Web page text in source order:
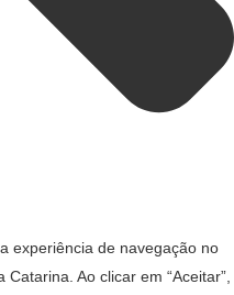
experiência de navegação no
Ao clicar em “Aceitar”,